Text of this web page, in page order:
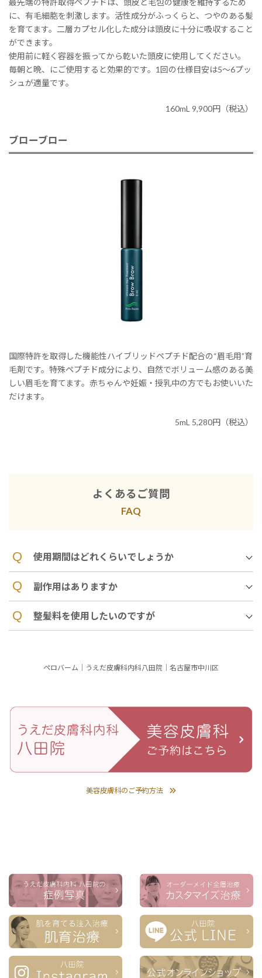
最先端の特許取得ペプチドは、頭皮と毛包の健康を維持するため
に、有毛細胞を刺激します。活性成分がふっくらと、つやのある髪
を育てます。二層カプセル化した成分は頭皮に十分に吸収すること
ができます。
使用前に軽く容器を振ってから乾いた頭皮に使用してください。
毎朝と晩、にご使用すると効果的です。1回の仕様目安は5〜6プッ
シュが適量です。
160mL 9,900円（税込）
ブローブロー
国際特許を取得した機能性ハイブリッドペプチド配合の“眉毛用”育
毛剤です。特殊ペプチド成分により、自然でボリューム感のある美
しい眉毛を育てます。赤ちゃんや妊娠・授乳中の方でもお使いいた
だけます。
5mL 5,280円（税込）
よくあるご質問
FAQ
使用期間はどれくらいでしょうか
副作用はありますか
整髪料を使用したいのですが
ペロバーム｜うえだ皮膚科内科八田院｜名古屋市中川区
美容皮膚科のご予約方法